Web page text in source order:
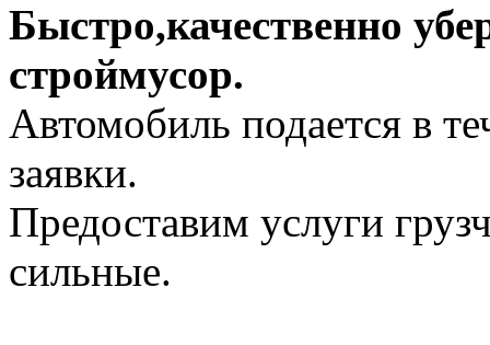
Быстро,качественно
строймусор.
Автомобиль подается в
заявки.
Предоставим услуги
сильные.